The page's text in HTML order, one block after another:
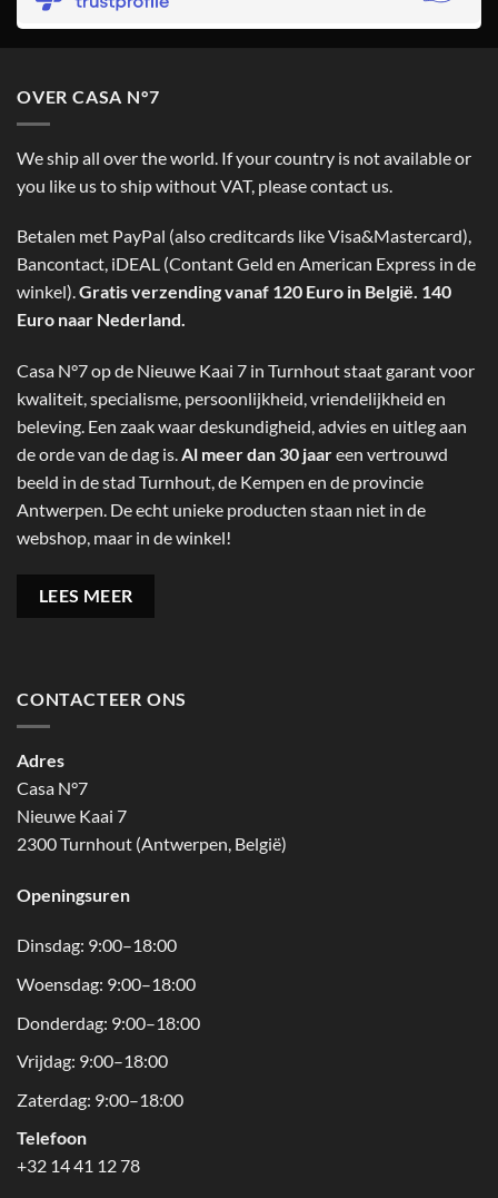
OVER CASA N°7
We ship all over the world. If your country is not available or
you like us to ship without VAT, please contact us.
Betalen met PayPal (also creditcards like Visa&Mastercard),
Bancontact, iDEAL (Contant Geld en American Express in de
winkel).Gratis verzending vanaf 120 Euro in België. 140
Euro naar Nederland.
Casa N°7 op de Nieuwe Kaai 7 in Turnhout staat garant voor
kwaliteit, specialisme, persoonlijkheid, vriendelijkheid en
beleving. Een zaak waar deskundigheid, advies en uitleg aan
de orde van de dag is.Al meer dan 30 jaareen vertrouwd
beeld in de stad Turnhout, de Kempen en de provincie
Antwerpen. De echt unieke producten staan niet in de
webshop, maar in de winkel!
LEES MEER
CONTACTEER ONS
Adres
Casa N°7
Nieuwe Kaai 7
2300 Turnhout (Antwerpen, België)
Openingsuren
Dinsdag: 9:00–18:00
Woensdag: 9:00–18:00
Donderdag: 9:00–18:00
Vrijdag: 9:00–18:00
Zaterdag: 9:00–18:00
Telefoon
+32 14 41 12 78